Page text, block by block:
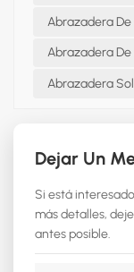
Abrazadera De
Abrazadera De
Abrazadera
Dejar Un
Si está
más detalles,
antes posible.